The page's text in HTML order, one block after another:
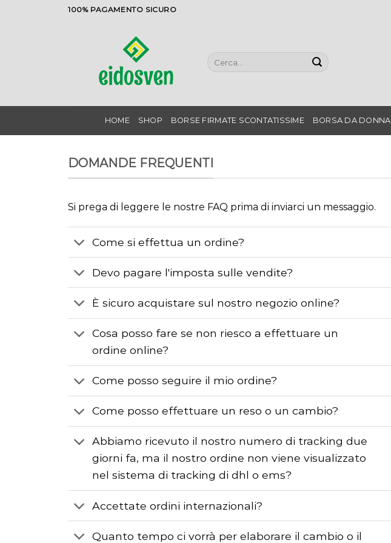
100% PAGAMENTO SICURO
Cerca:
HOME SHOP BORSE FIRMATE SCONTATISSIME BORSA DA DONNA
DOMANDE FREQUENTI
Si prega di leggere le nostre FAQ prima di inviarci un messaggio.
Come si effettua un ordine?
Devo pagare l'imposta sulle vendite?
È sicuro acquistare sul nostro negozio online?
Cosa posso fare se non riesco a effettuare un
ordine online?
Come posso seguire il mio ordine?
Come posso effettuare un reso o un cambio?
Abbiamo ricevuto il nostro numero di tracking due
giorni fa, ma il nostro ordine non viene visualizzato
nel sistema di tracking di dhl o ems?
Accettate ordini internazionali?
Quanto tempo ci vorrà per elaborare il cambio o il